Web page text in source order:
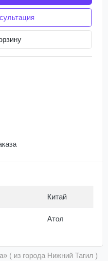
Китай
Атол
( из города Нижний Тагил )